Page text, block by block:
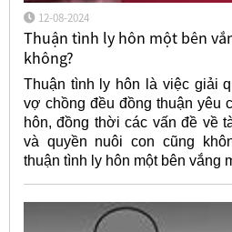
12-08-2024
Thuận tình ly hôn một bên
không?
Thuận tình ly hôn là việc giải
vợ chồng đều đồng thuận yêu
hôn, đồng thời các vấn đề về
và quyền nuôi con cũng
thuận tình ly hôn một bên vắng